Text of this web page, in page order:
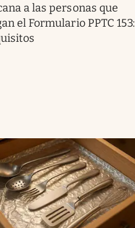
a las personas que
el Formulario PPTC 153: